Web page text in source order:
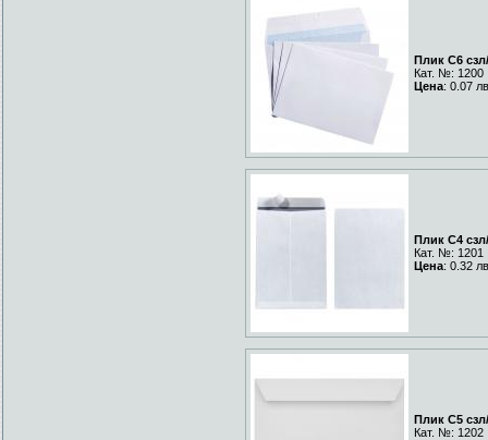
Плик C6
Кат. №: 1200
Цена: 0.07
Плик C4
Кат. №: 1201
Цена: 0.32
Плик C5
Кат. №: 1202